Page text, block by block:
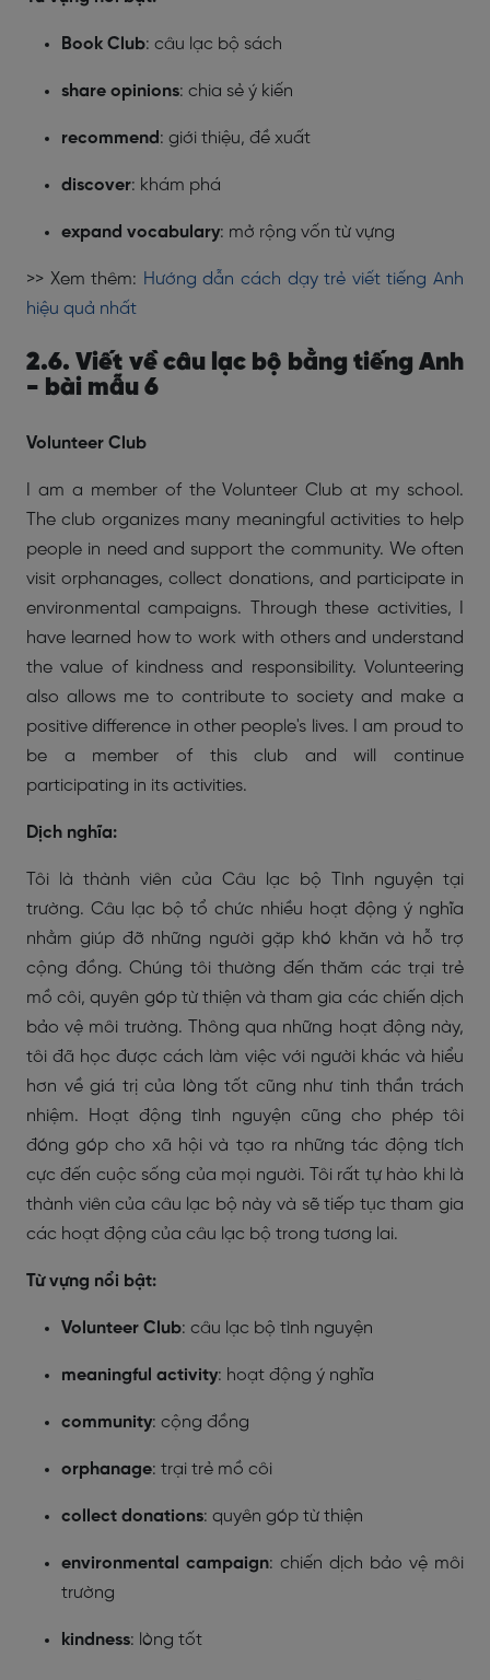
Book Club: câu lạc bộ sách
share opinions: chia sẻ ý kiến
recommend: giới thiệu, đề xuất
discover: khám phá
expand vocabulary: mở rộng vốn từ vựng
>> Xem thêm: Hướng dẫn cách dạy trẻ viết tiếng Anh
hiệu quả nhất
2.6. Viết về câu lạc bộ bằng tiếng Anh
- bài mẫu 6
Volunteer Club
I am a member of the Volunteer Club at my school.
The club organizes many meaningful activities to help
people in need and support the community. We often
visit orphanages, collect donations, and participate in
environmental campaigns. Through these activities, I
have learned how to work with others and understand
the value of kindness and responsibility. Volunteering
also allows me to contribute to society and make a
positive difference in other people's lives. I am proud to
be a member of this club and will continue
participating in its activities.
Dịch nghĩa:
Tôi là thành viên của Câu lạc bộ Tình nguyện tại
trường. Câu lạc bộ tổ chức nhiều hoạt động ý nghĩa
nhằm giúp đỡ những người gặp khó khăn và hỗ trợ
cộng đồng. Chúng tôi thường đến thăm các trại trẻ
mồ côi, quyên góp từ thiện và tham gia các chiến dịch
bảo vệ môi trường. Thông qua những hoạt động này,
tôi đã học được cách làm việc với người khác và hiểu
hơn về giá trị của lòng tốt cũng như tinh thần trách
nhiệm. Hoạt động tình nguyện cũng cho phép tôi
đóng góp cho xã hội và tạo ra những tác động tích
cực đến cuộc sống của mọi người. Tôi rất tự hào khi là
thành viên của câu lạc bộ này và sẽ tiếp tục tham gia
các hoạt động của câu lạc bộ trong tương lai.
Từ vựng nổi bật:
Volunteer Club: câu lạc bộ tình nguyện
meaningful activity: hoạt động ý nghĩa
community: cộng đồng
orphanage: trại trẻ mồ côi
collect donations: quyên góp từ thiện
environmental campaign: chiến dịch bảo vệ môi
trường
kindness: lòng tốt